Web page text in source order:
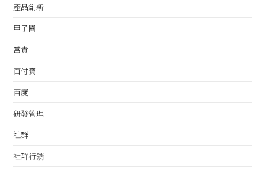
產品創新
甲子園
當責
百付寶
百度
研發管理
社群
社群行銷